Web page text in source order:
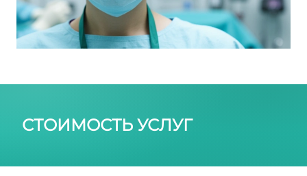
СТОИМОСТЬ УСЛУГ